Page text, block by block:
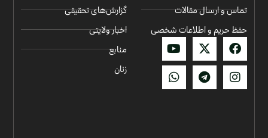
تماس و ارسال مقالات
حفظ حریم و اطلاعات شخصی
گزارش‌های تحقیقی
اخبار ولایتی
منابع
زنان